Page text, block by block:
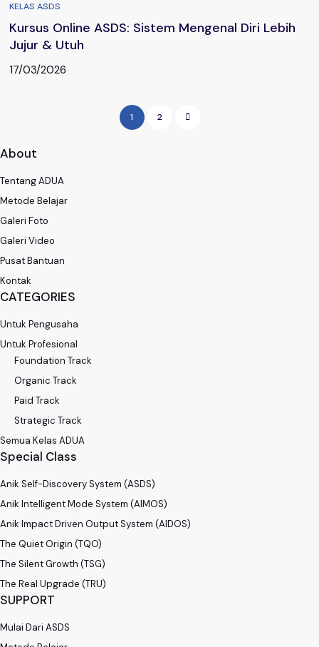
KELAS ASDS
Kursus Online ASDS: Sistem Mengenal Diri Lebih
Jujur & Utuh
17/03/2026
1 2
About
Tentang ADUA
Metode Belajar
Galeri Foto
Galeri Video
Pusat Bantuan
Kontak
CATEGORIES
Untuk Pengusaha
Untuk Profesional
Foundation Track
Organic Track
Paid Track
Strategic Track
Semua Kelas ADUA
Special Class
Anik Self-Discovery System (ASDS)
Anik Intelligent Mode System (AIMOS)
Anik Impact Driven Output System (AIDOS)
The Quiet Origin (TQO)
The Silent Growth (TSG)
The Real Upgrade (TRU)
SUPPORT
Mulai Dari ASDS